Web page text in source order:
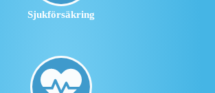
Sjukförsäkring